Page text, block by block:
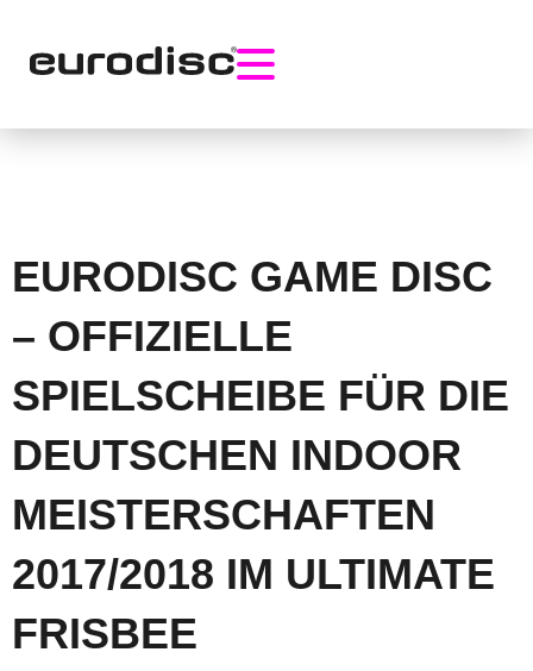
content
EURODISC GAME DISC
– OFFIZIELLE
SPIELSCHEIBE FÜR DIE
DEUTSCHEN INDOOR
MEISTERSCHAFTEN
2017/2018 IM ULTIMATE
FRISBEE